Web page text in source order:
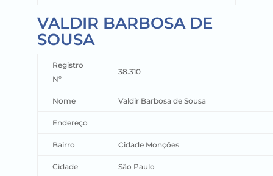
VALDIR BARBOSA DE
SOUSA
Registro
Nº
38.310
Nome Valdir Barbosa de Sousa
Endereço
Bairro Cidade Monções
Cidade São Paulo